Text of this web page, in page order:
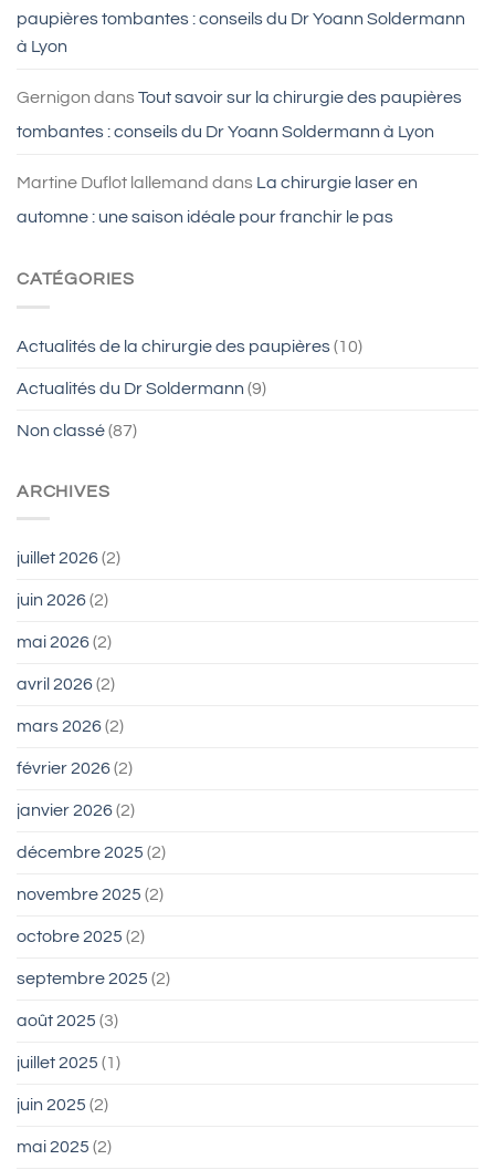
paupières tombantes : conseils du Dr Yoann Soldermann
à Lyon
Gernigon dans Tout savoir sur la chirurgie des paupières
tombantes : conseils du Dr Yoann Soldermann à Lyon
Martine Duflot lallemand dans La chirurgie laser en
automne : une saison idéale pour franchir le pas
CATÉGORIES
Actualités de la chirurgie des paupières(10)
Actualités du Dr Soldermann (9)
Non classé(87)
ARCHIVES
juillet 2026(2)
juin 2026(2)
mai 2026(2)
avril 2026(2)
mars 2026(2)
février 2026(2)
janvier 2026(2)
décembre 2025 (2)
novembre 2025 (2)
octobre 2025 (2)
septembre 2025 (2)
août 2025 (3)
juillet 2025 (1)
juin 2025 (2)
mai 2025 (2)